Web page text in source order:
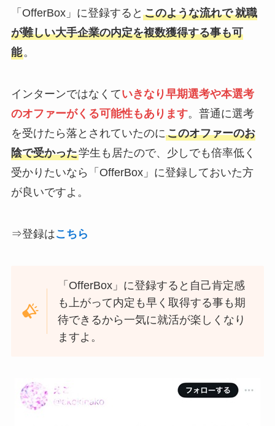
「OfferBox」に登録すると このような流れで 就職
が難しい大手企業の内定を複数獲得する事も可
能。
インターンではなくていきなり早期選考や本選考
のオファーがくる可能性もあります。普通に選考
を受けたら落とされていたのにこのオファーのお
陰で受かった学生も居たので、少しでも倍率低く
受かりたいなら「OfferBox」に登録しておいた方
が良いですよ。
⇒登録はこちら
「OfferBox」に登録すると自己肯定感
も上がって内定も早く取得する事も期
待できるから一気に就活が楽しくなり
ますよ。